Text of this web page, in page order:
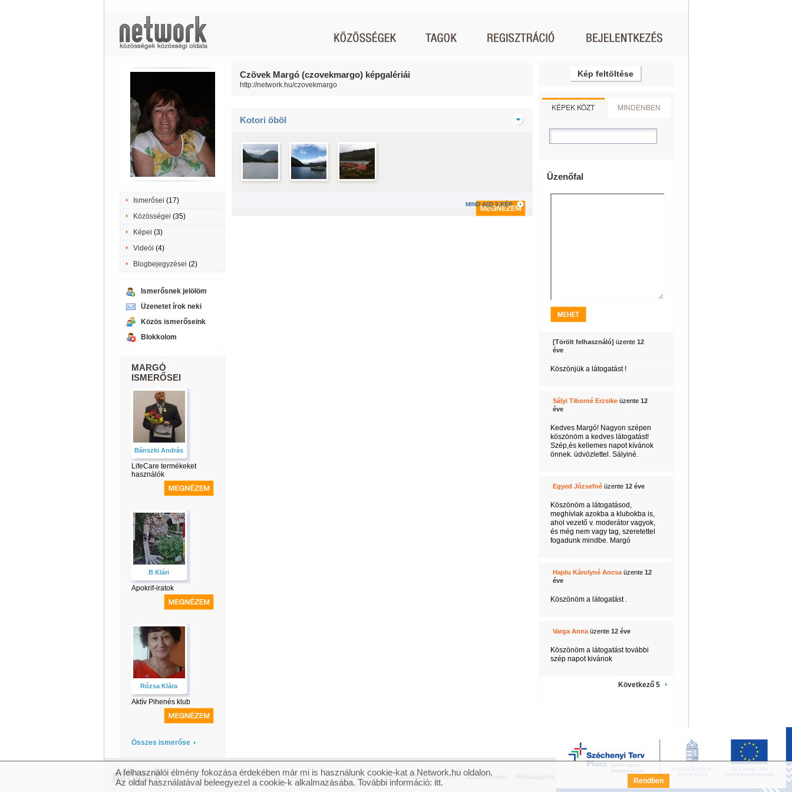
Ismerősei (17)
Közösségei (35)
Képei (3)
Videói (4)
Blogbejegyzései (2)
Ismerősnek jelölöm
Üzenetet írok neki
Közös ismerőseink
Blokkolom
MARGÓ
ISMERŐSEI
Bánszki András
LifeCare termékeket
használók
B Klári
Apokrif-iratok
Rózsa Klára
Aktív Pihenés klub
Összes ismerőse
Czövek Margó (czovekmargo) képgalériái
http://network.hu/czovekmargo
Kotori öböl
MIND A(Z) 3 KÉP
Kép feltöltése
KÉPEK KÖZT MINDENBEN
Üzenőfal
[Törölt felhasználó] üzente 12
éve
Köszönjük a látogatást !
Sályi Tiborné Erzsikeüzente 12
éve
Kedves Margó! Nagyon szépen
köszönöm a kedves látogatást!
Szép,és kellemes napot kívánok
önnek. üdvözlettel. Sályiné.
Egyed Józsefnéüzente 12 éve
Köszönöm a látogatásod,
meghívlak azokba a klubokba is,
ahol vezető v. moderátor vagyok,
és még nem vagy tag, szeretettel
fogadunk mindbe. Margó
Hajdu Károlyné Ancsaüzente 12
éve
Köszönöm a látogatást .
Varga Annaüzente 12 éve
Köszönöm a látogatást további
szép napot kivánok
Következő 5
© 2007 Copyright Network.hu Minden jog fenntartva. Impresszum Felhasználási feltételek Adatvédelem Széchenyi Terv Pályázat FAQ
A felhasználói élmény fokozása érdekében már mi is használunk cookie-kat a Network.hu oldalon.
Az oldal használatával beleegyezel a cookie-k alkalmazásába. További információ: itt. Rendben